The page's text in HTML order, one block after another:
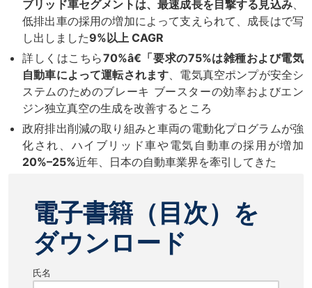
ブリッド車セグメントは、最速成長を目撃する見込み
低排出車の採用の増加によって支えられて、成長はで写
し出しました9%以上 CAGR
詳しくはこちら70%â€「要求の75%は雑種および電気
自動車によって運転されます 、電気真空ポンプが安全シ
ステムのためのブレーキ ブースターの効率およびエン
ジン独立真空の生成を改善するところ
政府排出削減の取り組みと車両の電動化プログラムが強
化され、ハイブリッド車や電気自動車の採用が増加
20%–25%近年、日本の自動車業界を牽引してきた
電子書籍（目次）を
ダウンロード
氏名